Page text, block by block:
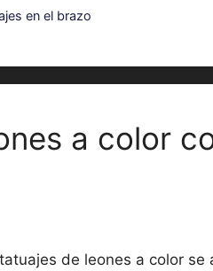
en el brazo
a color
de leones a color se